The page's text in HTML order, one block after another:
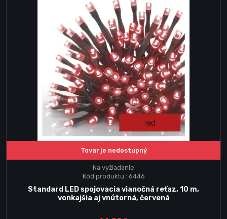
Tovar je nedostupný
Na vyžiadanie
Kód produktu : 6446
Standard LED spojovacia vianočná reťaz, 10 m,
vonkajšia aj vnútorná, červená